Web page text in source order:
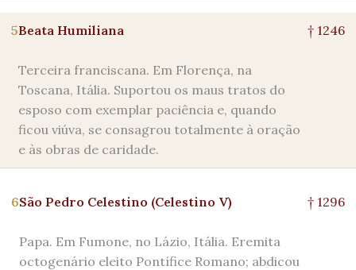
5Beata Humiliana
Terceira franciscana. Em Florença, na
Toscana, Itália. Suportou os maus tratos do
esposo com exemplar paciência e, quando
ficou viúva, se consagrou totalmente à oração
e às obras de caridade.
† 1246
6São Pedro Celestino (Celestino V)
Papa. Em Fumone, no Lázio, Itália. Eremita
octogenário eleito Pontífice Romano; abdicou
† 1296